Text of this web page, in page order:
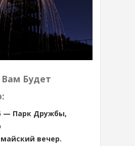
Будет
— Парк Дружбы,
вечер.